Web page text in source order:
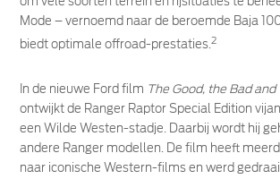
Mode – vernoemd naar de beroemde Baja
biedt optimale offroad-prestaties.2
In de nieuwe Ford film The Good, the Bad and
ontwijkt de Ranger Raptor Special Edition
een Wilde Westen-stadje. Daarbij wordt hij
andere Ranger modellen. De film heeft
naar iconische Western-films en werd